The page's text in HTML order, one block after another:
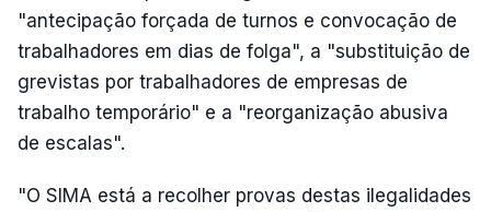
"antecipação forçada de turnos e convocação de
trabalhadores em dias de folga", a "substituição de
grevistas por trabalhadores de empresas de
trabalho temporário" e a "reorganização abusiva
de escalas".
"O SIMA está a recolher provas destas ilegalidades